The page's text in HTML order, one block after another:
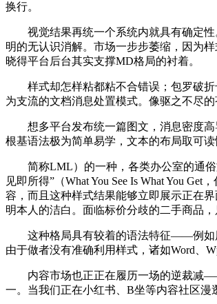
换行。
视觉结果再统一个系统内就具有确定性
明的无认识消解。市场一步步萎缩，因为
晓得平台后台其实支撑MD格局的衬着。
样式却怎样粘都粘不合错误；包罗破折
为支流的文档消息处置模式。像驱之不尽
想多平台发布统一篇图文，消息密度高
根基语法极为简单易学，文本的布局取可
简称LML）的一种，各类办公室的通俗
见即所得”（What You See Is What You
容，而且这种样式结果能够立即展示正在
明本人的洁白。面临标价分歧的二手商品
这种格局具有较着的语法特征——例如用
由于做者没有准确利用样式，诸如Word、
内容市场也正正在履历一场的逆裁减——
一。当我们正在小红书、B坐等内容社区漫